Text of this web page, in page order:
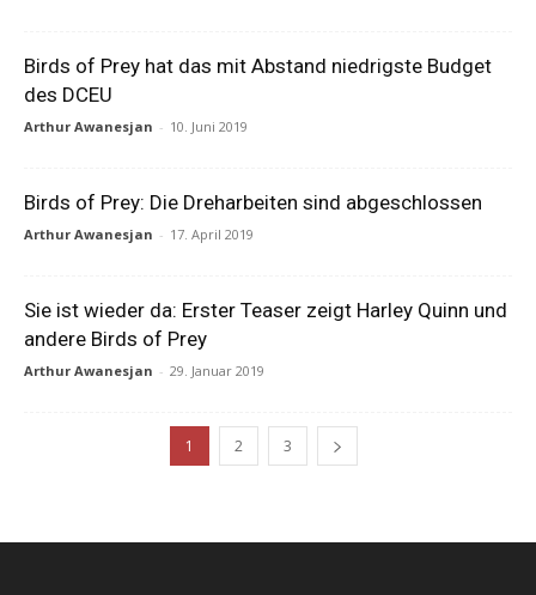
Birds of Prey hat das mit Abstand niedrigste Budget
des DCEU
Arthur Awanesjan - 10. Juni 2019
Birds of Prey: Die Dreharbeiten sind abgeschlossen
Arthur Awanesjan - 17. April 2019
Sie ist wieder da: Erster Teaser zeigt Harley Quinn und
andere Birds of Prey
Arthur Awanesjan - 29. Januar 2019
1 2 3